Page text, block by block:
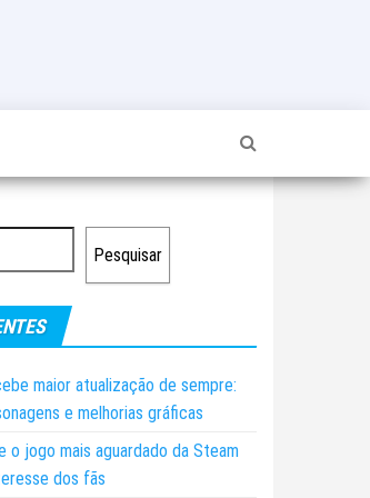
Pesquisar
maior atualização de sempre:
e melhorias gráficas
jogo mais aguardado da Steam
dos fãs